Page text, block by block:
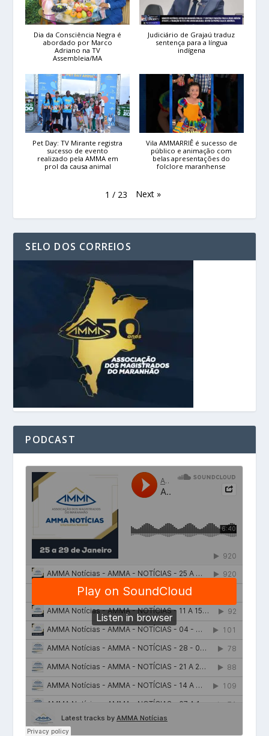
Dia da Consciência Negra é
abordado por Marco
Adriano na TV
Assembleia/MA
Judiciário de Grajaú traduz
sentença para a língua
indígena
Pet Day: TV Mirante registra
sucesso de evento
realizado pela AMMA em
prol da causa animal
Vila AMMARRIÊ é sucesso de
público e animação com
belas apresentações do
folclore maranhense
1 / 23 Next »
SELO DOS CORREIOS
PODCAST